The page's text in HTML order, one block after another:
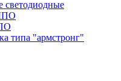
типа "армстронг"